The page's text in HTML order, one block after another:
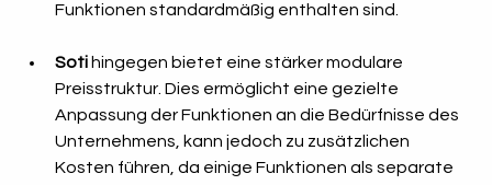
Funktionen standardmäßig enthalten sind.
Soti hingegen bietet eine stärker modulare
Preisstruktur. Dies ermöglicht eine gezielte
Anpassung der Funktionen an die Bedürfnisse des
Unternehmens, kann jedoch zu zusätzlichen
Kosten führen, da einige Funktionen als separate